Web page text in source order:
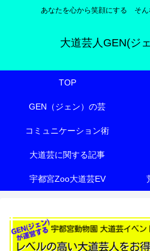
あなたを心から笑顔にする そん
大道芸人GEN(ジ
TOP
GEN（ジェン）の芸
コミュニケーション術
大道芸に関する記事
宇都宮Zoo大道芸EV